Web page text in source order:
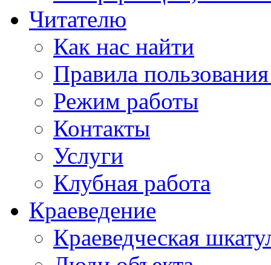
Читателю
Как нас найти
Правила
Режим работы
Контакты
Услуги
Клубная работа
Краеведение
Краеведческая